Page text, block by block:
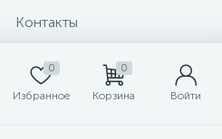
Контакты
0
Избранное
0
Корзина Войти